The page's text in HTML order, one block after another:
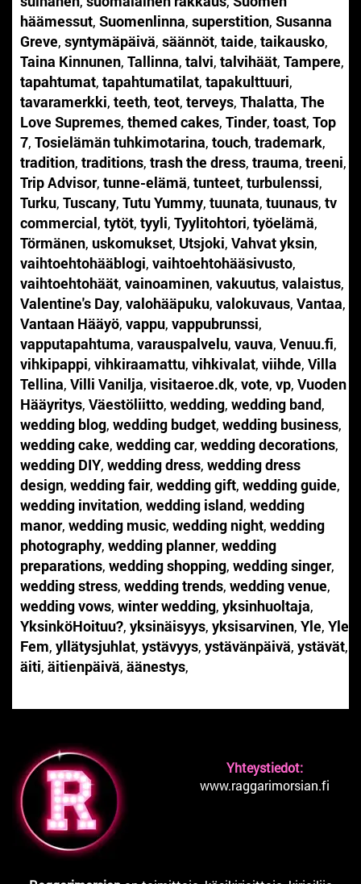
häämessut, Suomenlinna, superstition, Susanna
Greve, syntymäpäivä, säännöt, taide, taikausko,
Taina Kinnunen, Tallinna, talvi, talvihäät, Tampere,
tapahtumat, tapahtumatilat, tapakulttuuri,
tavaramerkki, teeth, teot, terveys, Thalatta, The
Love Supremes, themed cakes, Tinder, toast, Top
7, Tosielämän tuhkimotarina, touch, trademark,
tradition, traditions, trash the dress, trauma, treeni,
Trip Advisor, tunne-elämä, tunteet, turbulenssi,
Turku, Tuscany, Tutu Yummy, tuunata, tuunaus, tv
commercial, tytöt, tyyli, Tyylitohtori, työelämä,
Törmänen, uskomukset, Utsjoki, Vahvat yksin,
vaihtoehtohääblogi, vaihtoehtohääsivusto,
vaihtoehtohäät, vainoaminen, vakuutus, valaistus,
Valentine's Day, valohääpuku, valokuvaus, Vantaa,
Vantaan Hääyö, vappu, vappubrunssi,
vapputapahtuma, varauspalvelu, vauva, Venuu.fi,
vihkipappi, vihkiraamattu, vihkivalat, viihde, Villa
Tellina, Villi Vanilja, visitaeroe.dk, vote, vp, Vuoden
Hääyritys, Väestöliitto, wedding, wedding band,
wedding blog, wedding budget, wedding business,
wedding cake, wedding car, wedding decorations,
wedding DIY, wedding dress, wedding dress
design, wedding fair, wedding gift, wedding guide,
wedding invitation, wedding island, wedding
manor, wedding music, wedding night, wedding
photography, wedding planner, wedding
preparations, wedding shopping, wedding singer,
wedding stress, wedding trends, wedding venue,
wedding vows, winter wedding, yksinhuoltaja,
YksinköHoituu?, yksinäisyys, yksisarvinen, Yle, Yle
Fem, yllätysjuhlat, ystävyys, ystävänpäivä, ystävät,
äiti, äitienpäivä, äänestys,
Yhteystiedot:
www.raggarimorsian.fi